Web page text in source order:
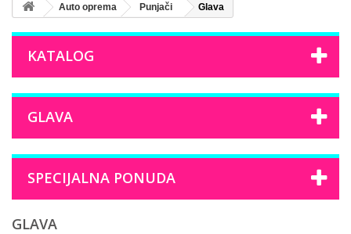
Auto oprema Punjači Glava
KATALOG
GLAVA
SPECIJALNA PONUDA
GLAVA